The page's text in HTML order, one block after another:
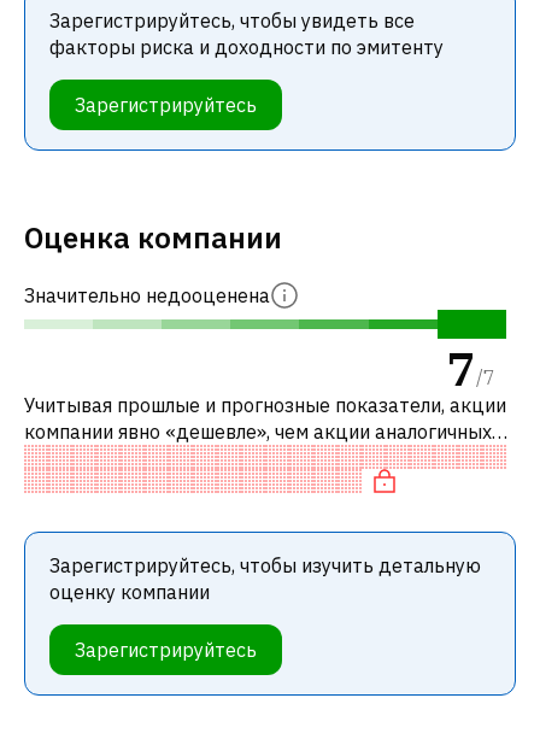
Зарегистрируйтесь, чтобы увидеть все
факторы риска и доходности по эмитенту
Зарегистрируйтесь
Оценка компании
Значительно недооценена
7/7
Учитывая прошлые и прогнозные показатели, акции
компании явно «дешевле», чем акции аналогичных
компаний.
Зарегистрируйтесь, чтобы изучить детальную
оценку компании
Зарегистрируйтесь